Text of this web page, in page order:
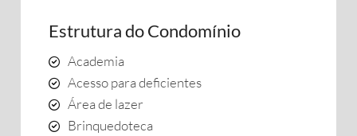
Estrutura do Condomínio
Academia
Acesso para deficientes
Área de lazer
Brinquedoteca